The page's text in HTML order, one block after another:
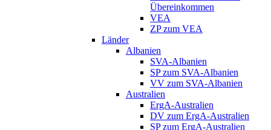
Übereinkommen
VEA
ZP zum VEA
Länder
Albanien
SVA-Albanien
SP zum SVA-Albanien
VV zum SVA-Albanien
Australien
ErgA-Australien
DV zum ErgA-Australien
SP zum ErgA-Australien